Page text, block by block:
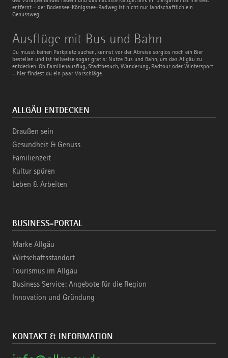
entfernt – der Bodensee-Königssee-Radweg ist nicht nur landschaftlich ein
Genussweg.
Ausflüge mit Bus und Bahn
Du musst keinen Parkplatz suchen, kannst vor der Abreise sorglos noch ein Bier
bestellen und ist teilweise sogar gratis: Nutze Bus und Bahn, um das Allgäu zu
entdecken. Ob Familienausflug, Stadtbesuch, Wanderung, Radtour oder Wintersport
– hier findest du ein paar Vorschläge.
Ausflüge
mit
Bus
und
Bahn
ALLGÄU ENTDECKEN
Draußen sein
Gesundheit & Genuss
Familienzeit
Kultur spüren
Leben & Arbeiten
BUSINESS-PORTAL
Marke Allgäu
Wirtschaftsstandort
Tourismus im Allgäu
Business Service: Angebote für die Region
Innovation und Gründung
KONTAKT & INFORMATION